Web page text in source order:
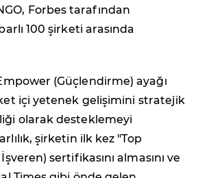
Forbes tarafından
100 şirketi arasında
(Güçlendirme) ayağı
içi yetenek gelişimini stratejik
olarak desteklemeyi
şirketin ilk kez "Top
sertifikasını almasını ve